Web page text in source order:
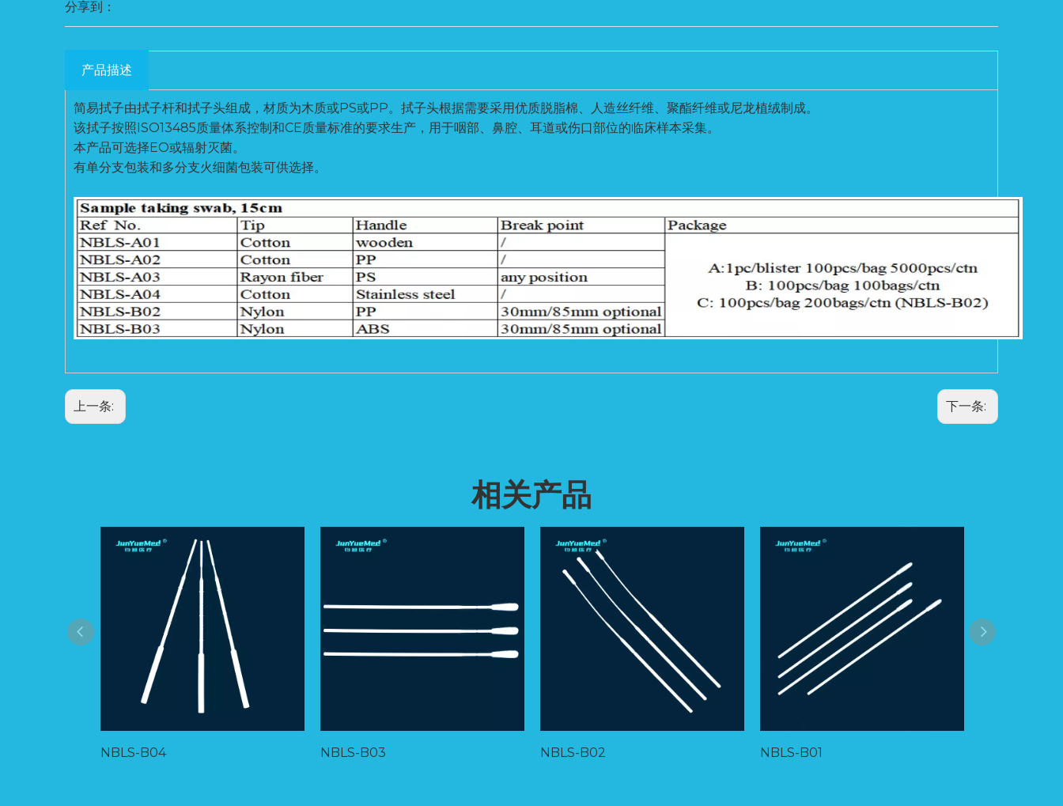
分享到：
产品描述
简易拭子由拭子杆和拭子头组成，材质为木质或PS或PP。拭子头根据需要采用优质脱脂棉、人造丝纤维、聚酯纤维或尼龙植绒制成。
该拭子按照ISO13485质量体系控制和CE质量标准的要求生产，用于咽部、鼻腔、耳道或伤口部位的临床样本采集。
本产品可选择EO或辐射灭菌。
有单分支包装和多分支火细菌包装可供选择。
上一条: 下一条:
相关产品
NBLS-B04 NBLS-B03 NBLS-B02 NBLS-B01